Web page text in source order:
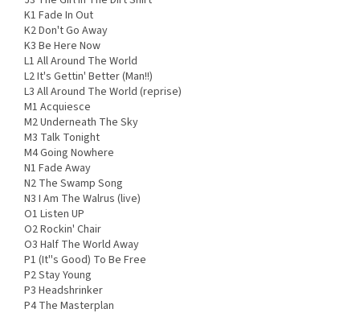
K1 Fade In Out
K2 Don't Go Away
K3 Be Here Now
L1 All Around The World
L2 It's Gettin' Better (Man!!)
L3 All Around The World (reprise)
M1 Acquiesce
M2 Underneath The Sky
M3 Talk Tonight
M4 Going Nowhere
N1 Fade Away
N2 The Swamp Song
N3 I Am The Walrus (live)
O1 Listen UP
O2 Rockin' Chair
O3 Half The World Away
P1 (It''s Good) To Be Free
P2 Stay Young
P3 Headshrinker
P4 The Masterplan